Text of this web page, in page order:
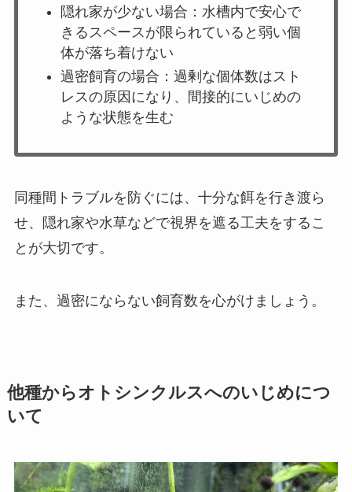
隠れ家が少ない場合：水槽内で安心で
きるスペースが限られていると弱い個
体が落ち着けない
過密飼育の場合：過剰な個体数はスト
レスの原因になり、間接的にいじめの
ような状態を生む
同種間トラブルを防ぐには、十分な餌を行き渡ら
せ、隠れ家や水草などで視界を遮る工夫をするこ
とが大切です。
また、過密にならない飼育数を心がけましょう。
他種からオトシンクルスへのいじめにつ
いて